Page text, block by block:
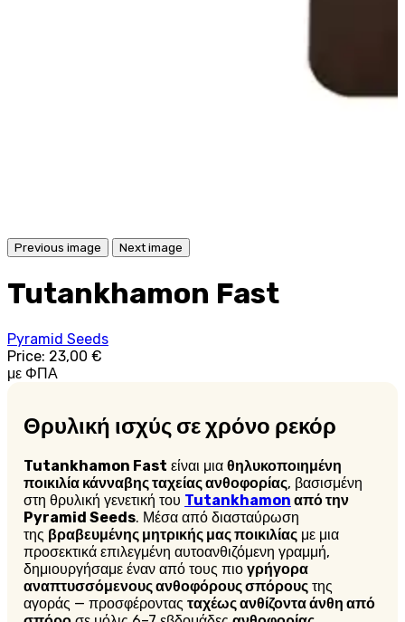
Previous image Next image
Tutankhamon Fast
Pyramid Seeds
Price: 23,00 €
με ΦΠΑ
Θρυλική ισχύς σε χρόνο ρεκόρ
Tutankhamon Fast είναι μια θηλυκοποιημένη
ποικιλία κάνναβης ταχείας ανθοφορίας, βασισμένη
στη θρυλική γενετική του Tutankhamon από την
Pyramid Seeds. Μέσα από διασταύρωση
της βραβευμένης μητρικής μας ποικιλίας με μια
προσεκτικά επιλεγμένη αυτοανθιζόμενη γραμμή,
δημιουργήσαμε έναν από τους πιο γρήγορα
αναπτυσσόμενους ανθοφόρους σπόρους της
αγοράς — προσφέροντας ταχέως ανθίζοντα άνθη από